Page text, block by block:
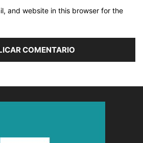
and website in this browser for the